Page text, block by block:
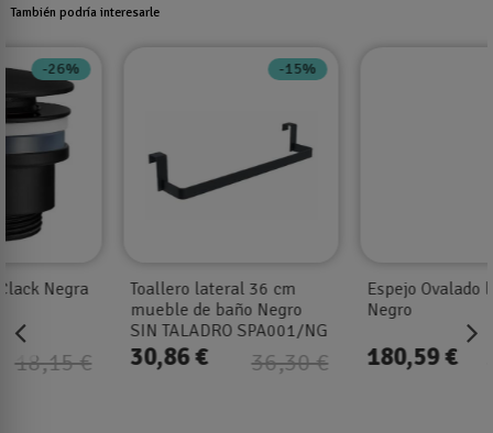
También podría interesarle
Espejo Ovalado led B-950
240,79 €
180,59 €
Espejo de baño Tokyo
90x50 cm de Ledimex
triled y antivaho marco
Negro
264,99 €
211,99 €